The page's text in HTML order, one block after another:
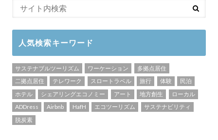
人気検索キーワード
サステナブルツーリズム ワーケーション
多拠点居住
二拠点居住
テレワーク スロートラベル 旅行 体験
民泊
ホテル
シェアリングエコノミー アート 地方創生
ローカル
ADDress
Airbnb HafH エコツーリズム
サステナビリティ
脱炭素